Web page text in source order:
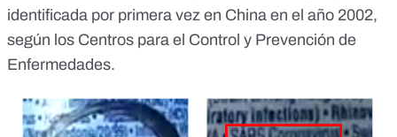
identificada por primera vez en China en el año 2002,
según los Centros para el Control y Prevención de
Enfermedades.